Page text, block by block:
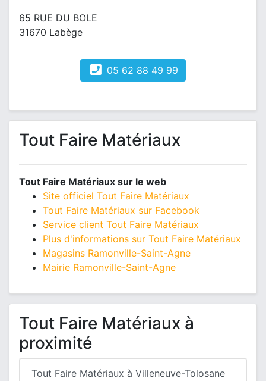
65 RUE DU BOLE
31670 Labège
05 62 88 49 99
Tout Faire Matériaux
Tout Faire Matériaux sur le web
Site officiel Tout Faire Matériaux
Tout Faire Matériaux sur Facebook
Service client Tout Faire Matériaux
Plus d'informations sur Tout Faire Matériaux
Magasins Ramonville-Saint-Agne
Mairie Ramonville-Saint-Agne
Tout Faire Matériaux à
proximité
Tout Faire Matériaux à Villeneuve-Tolosane